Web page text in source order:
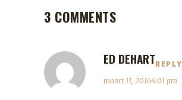
3 COMMENTS
ED DEHARTREPLY
maart 11, 20164:01 pm